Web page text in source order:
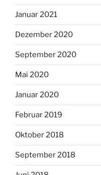
Januar 2021
Dezember 2020
September 2020
Mai 2020
Januar 2020
Februar 2019
Oktober 2018
September 2018